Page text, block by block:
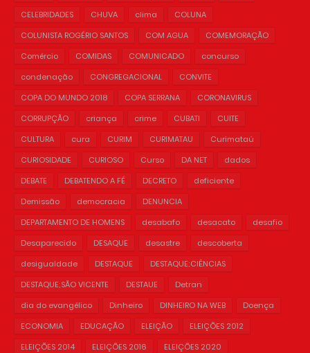
CELEBRIDADES
CHUVA clima
COLUNA
COLUNISTA ROGÉRIO SANTOS
COM AGUA
COMEMORAÇÃO
Comércio
COMIDAS COMUNICADO
concurso
condenação
CONGREGACIONAL
CONVITE
COPA DO MUNDO 2018
COPA SERRANA
CORONAVIRUS
CORRUPÇÃO
criança crime CUBATI
CUITE
CULTURA
cura CURIM CURIMATAU
Curimataú
CURIOSIDADE
CURIOSO Curso DA NET
dados
DEBATE
DEBATENDO A FÉ DECRETO
deficiente
Demissão
democracia
DENUNCIA
DEPARTAMENTO DE HOMENS
desabafo desacato
desafio
Desaparecido
DESAQUE desastre
descoberta
desigualdade
DESTAQUE
DESTAQUE;CIÊNCIAS
DESTAQUE;SÃO VICENTE
DESTAUE
Detran
dia do evangélico
Dinheiro DINHEIRO NA WEB
Doença
ECONOMIA
EDUCAÇÃO ELEIÇÃO
ELEIÇÕES 2012
ELEIÇÕES 2014
ELEIÇÕES 2016
ELEIÇÕES 2020